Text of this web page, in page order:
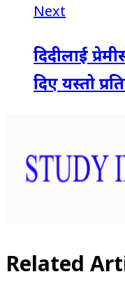
Next
दिदीलाई
दिए यस्तो
Related